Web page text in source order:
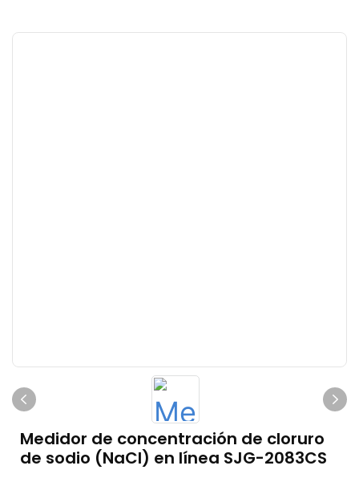
Medidor de concentración de cloruro
de sodio (NaCl) en línea SJG-2083CS